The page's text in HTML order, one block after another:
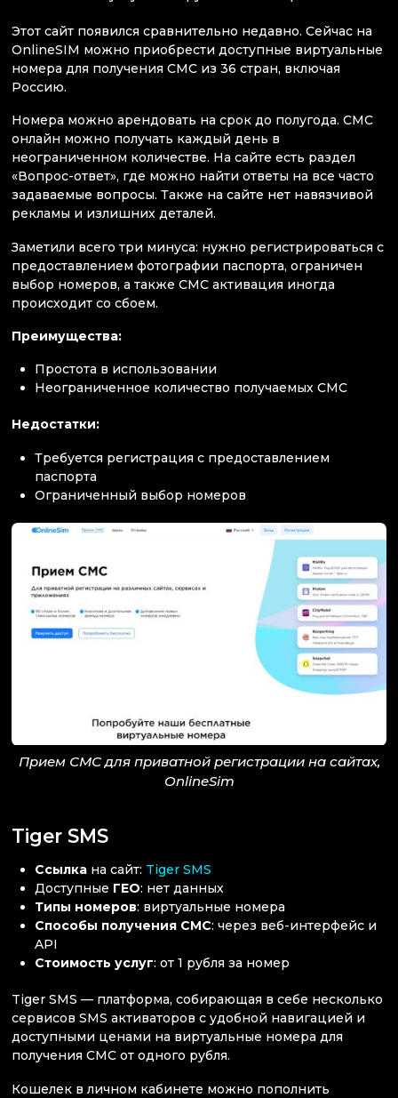
Этот сайт появился сравнительно недавно. Сейчас на
OnlineSIM можно приобрести доступные виртуальные
номера для получения СМС из 36 стран, включая
Россию.
Номера можно арендовать на срок до полугода. СМС
онлайн можно получать каждый день в
неограниченном количестве. На сайте есть раздел
«Вопрос-ответ», где можно найти ответы на все часто
задаваемые вопросы. Также на сайте нет навязчивой
рекламы и излишних деталей.
Заметили всего три минуса: нужно регистрироваться с
предоставлением фотографии паспорта, ограничен
выбор номеров, а также СМС активация иногда
происходит со сбоем.
Преимущества:
Простота в использовании
Неограниченное количество получаемых СМС
Недостатки:
Требуется регистрация с предоставлением
паспорта
Ограниченный выбор номеров
Прием СМС для приватной регистрации на сайтах,
OnlineSim
Tiger SMS
Ссылка на сайт: Tiger SMS
Доступные ГЕО: нет данных
Типы номеров: виртуальные номера
Способы получения СМС: через веб-интерфейс и
API
Стоимость услуг: от 1 рубля за номер
Tiger SMS — платформа, собирающая в себе несколько
сервисов SMS активаторов с удобной навигацией и
доступными ценами на виртуальные номера для
получения СМС от одного рубля.
Кошелек в личном кабинете можно пополнить